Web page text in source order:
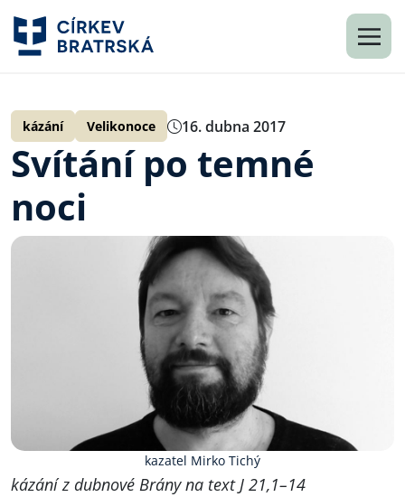
kázání Velikonoce 16. dubna 2017
Svítání po temné
noci
kazatel Mirko Tichý
kázání z dubnové Brány na text J 21,1–14